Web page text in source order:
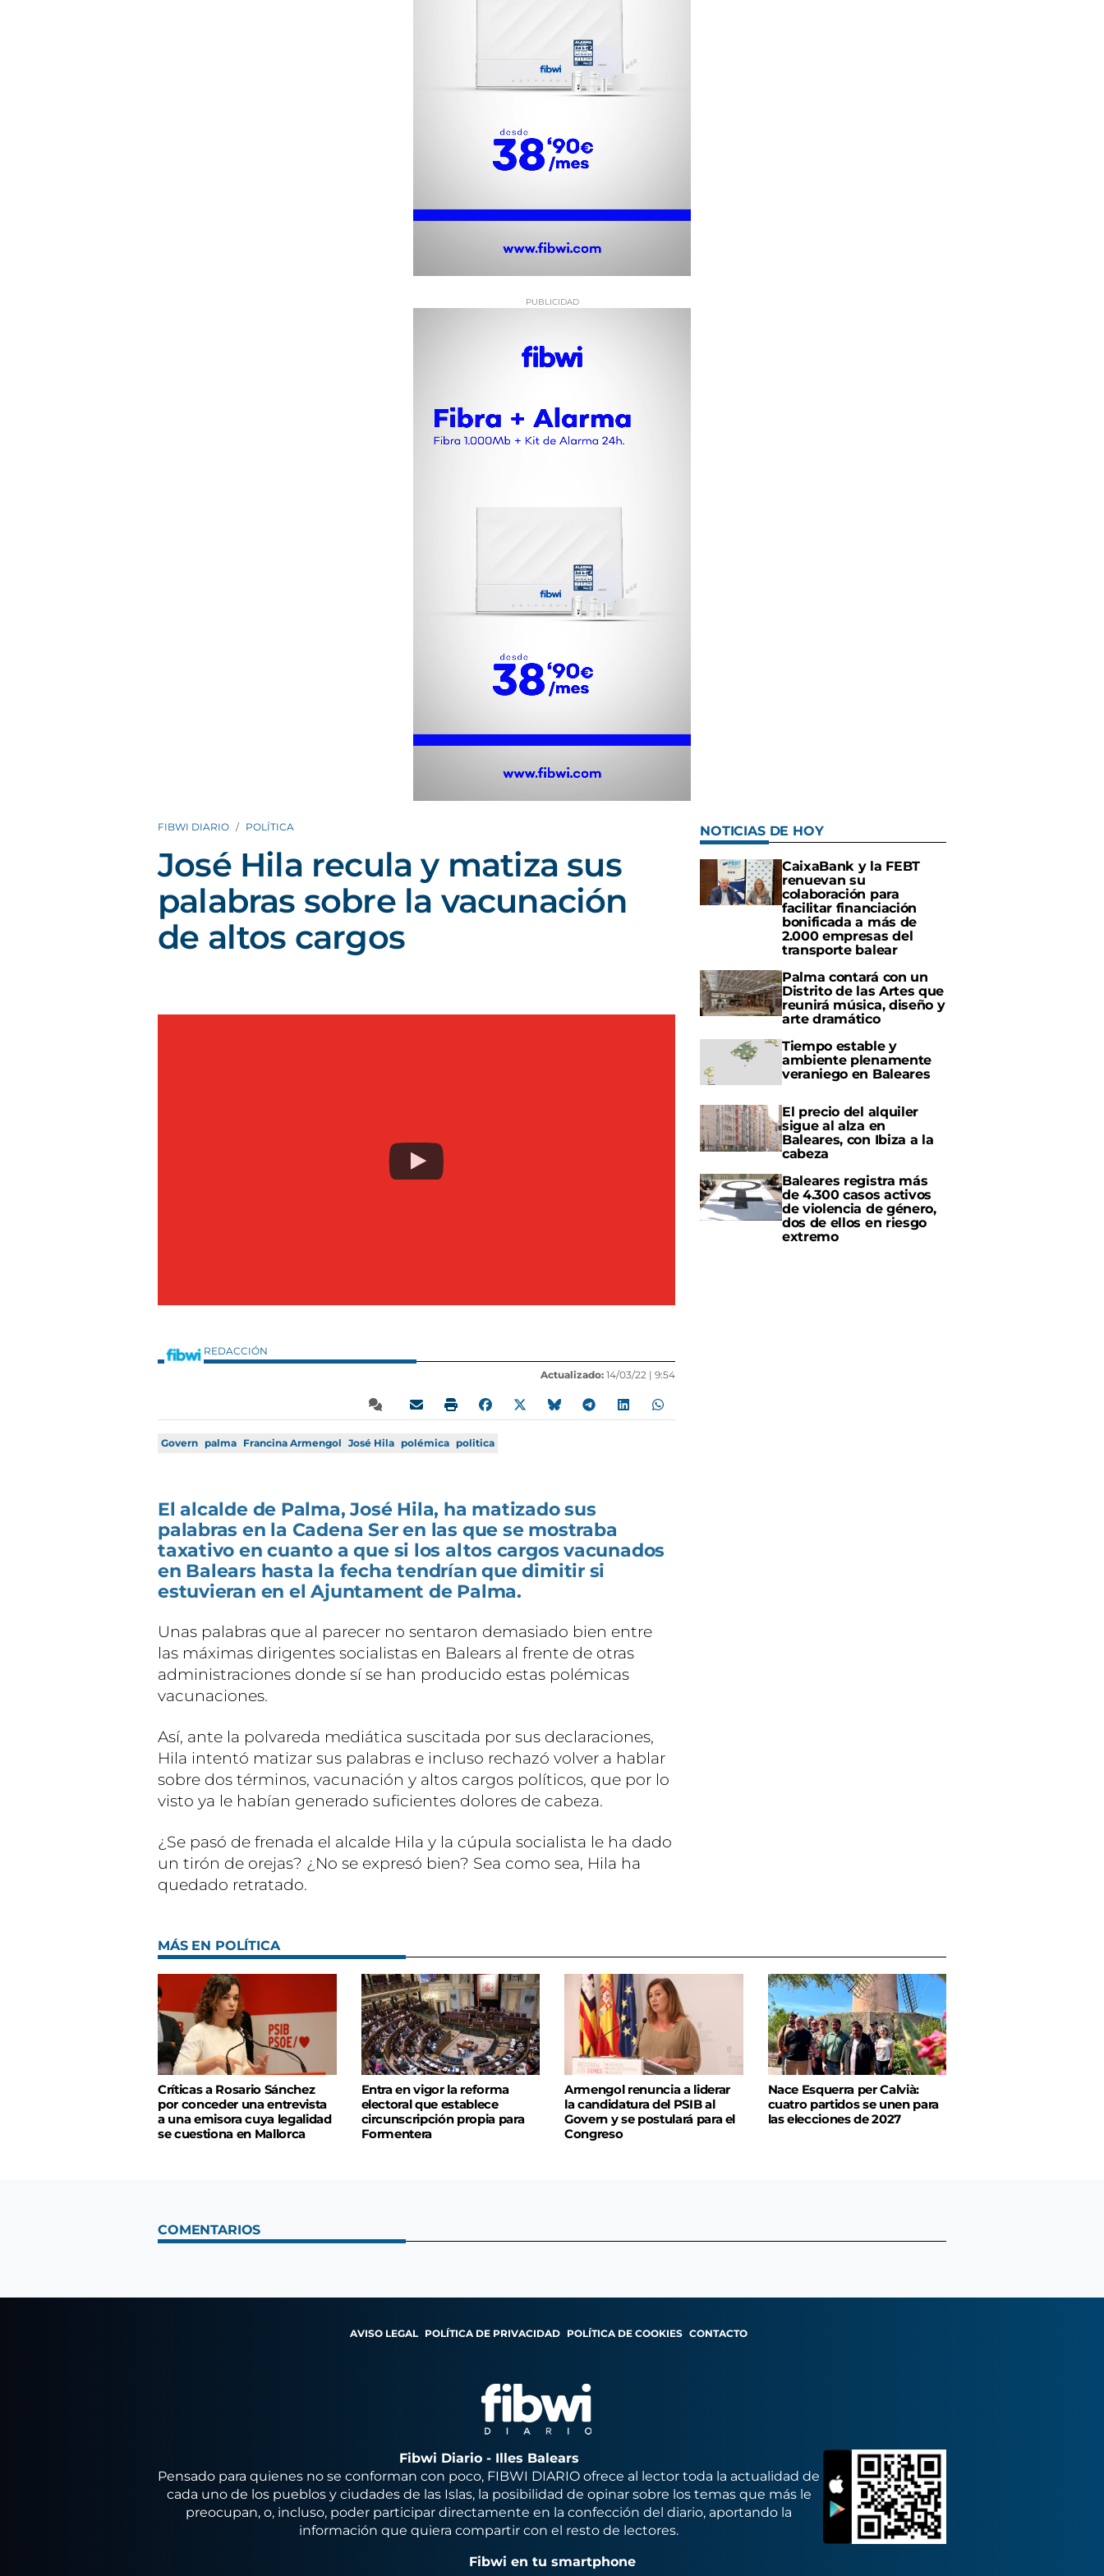
FIBWI DIARIO POLÍTICA
José Hila recula y matiza sus
palabras sobre la vacunación
de altos cargos
REDACCIÓN
Actualizado: 14/03/22 | 9:54
Govern palma Francina Armengol José Hila polémica politica
El alcalde de Palma, José Hila, ha matizado sus
palabras en la Cadena Ser en las que se mostraba
taxativo en cuanto a que si los altos cargos vacunados
en Balears hasta la fecha tendrían que dimitir si
estuvieran en el Ajuntament de Palma.
Unas palabras que al parecer no sentaron demasiado bien entre
las máximas dirigentes socialistas en Balears al frente de otras
administraciones donde sí se han producido estas polémicas
vacunaciones.
Así, ante la polvareda mediática suscitada por sus declaraciones,
Hila intentó matizar sus palabras e incluso rechazó volver a hablar
sobre dos términos, vacunación y altos cargos políticos, que por lo
visto ya le habían generado suficientes dolores de cabeza.
¿Se pasó de frenada el alcalde Hila y la cúpula socialista le ha dado
un tirón de orejas? ¿No se expresó bien? Sea como sea, Hila ha
quedado retratado.
NOTICIAS DE HOY
CaixaBank y la FEBT
renuevan su
colaboración para
facilitar financiación
bonificada a más de
2.000 empresas del
transporte balear
Palma contará con un
Distrito de las Artes que
reunirá música, diseño y
arte dramático
Tiempo estable y
ambiente plenamente
veraniego en Baleares
El precio del alquiler
sigue al alza en
Baleares, con Ibiza a la
cabeza
Baleares registra más
de 4.300 casos activos
de violencia de género,
dos de ellos en riesgo
extremo
MÁS EN POLÍTICA
Críticas a Rosario Sánchez
por conceder una entrevista
a una emisora cuya legalidad
se cuestiona en Mallorca
Entra en vigor la reforma
electoral que establece
circunscripción propia para
Formentera
Armengol renuncia a liderar
la candidatura del PSIB al
Govern y se postulará para el
Congreso
Nace Esquerra per Calvià:
cuatro partidos se unen para
las elecciones de 2027
COMENTARIOS
AVISO LEGAL POLÍTICA DE PRIVACIDAD POLÍTICA DE COOKIES CONTACTO
Fibwi Diario - Illes Balears
Pensado para quienes no se conforman con poco, FIBWI DIARIO ofrece al lector toda la actualidad de
cada uno de los pueblos y ciudades de las Islas, la posibilidad de opinar sobre los temas que más le
preocupan, o, incluso, poder participar directamente en la confección del diario, aportando la
información que quiera compartir con el resto de lectores.
Fibwi en tu smartphone